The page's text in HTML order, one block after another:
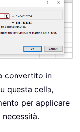
convertito in
questa cella,
per applicare